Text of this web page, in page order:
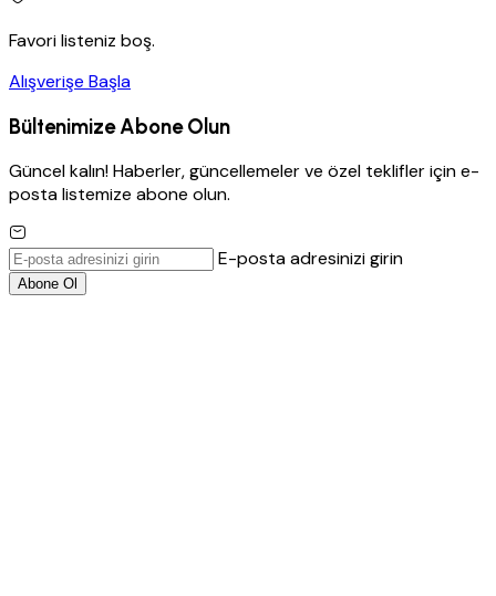
Favori listeniz boş.
Alışverişe Başla
Bültenimize Abone Olun
Güncel kalın! Haberler, güncellemeler ve özel teklifler için e-
posta listemize abone olun.
E-posta adresinizi girin
Abone Ol